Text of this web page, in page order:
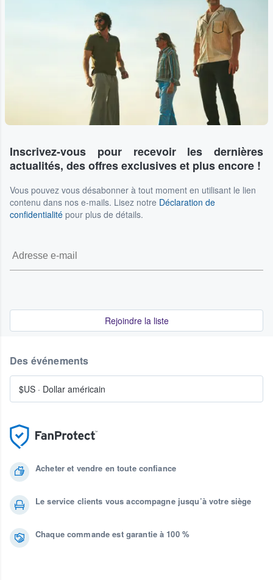
Inscrivez-vous pour recevoir les dernières
actualités, des offres exclusives et plus encore !
Vous pouvez vous désabonner à tout moment en utilisant le lien
contenu dans nos e-mails. Lisez notre Déclaration de
confidentialité pour plus de détails.
Rejoindre la liste
Acheter et vendre en toute confiance
Le service clients vous accompagne jusqu’à votre siège
Chaque commande est garantie à 100 %
Des événements
$US · Dollar américain